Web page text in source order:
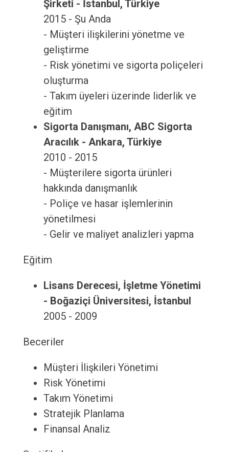
Şirketi - İstanbul, Türkiye
2015 - Şu Anda
- Müşteri ilişkilerini yönetme ve
geliştirme
- Risk yönetimi ve sigorta poliçeleri
oluşturma
- Takım üyeleri üzerinde liderlik ve
eğitim
Sigorta Danışmanı, ABC Sigorta
Aracılık - Ankara, Türkiye
2010 - 2015
- Müşterilere sigorta ürünleri
hakkında danışmanlık
- Poliçe ve hasar işlemlerinin
yönetilmesi
- Gelir ve maliyet analizleri yapma
Eğitim
Lisans Derecesi, İşletme Yönetimi
- Boğaziçi Üniversitesi, İstanbul
2005 - 2009
Beceriler
Müşteri İlişkileri Yönetimi
Risk Yönetimi
Takım Yönetimi
Stratejik Planlama
Finansal Analiz